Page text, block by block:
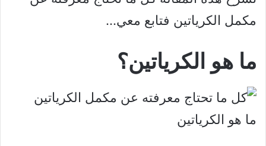
مكمل الكرياتين فتابع معي…
ما هو الكرياتين؟
ما هو الكرياتين